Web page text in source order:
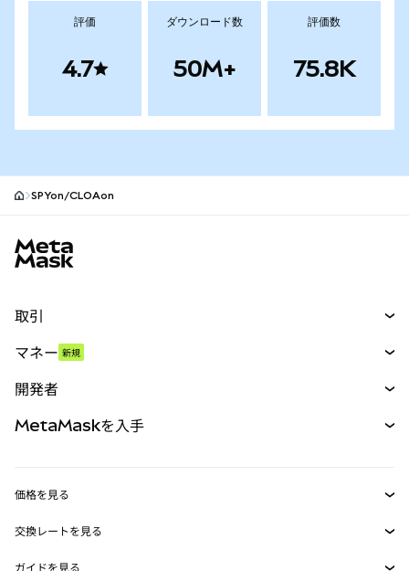
評価
4.7
ダウンロード数
50M+
評価数
75.8K
SPYon/CLOAon
取引
パーペチュアル
RWA
マネー 新規
開発者
MetaMask Connect
MetaMaskを入手
価格を見る
イーサリアムの価格
Solanaの価格
交換レートを見る
ガイドを見る